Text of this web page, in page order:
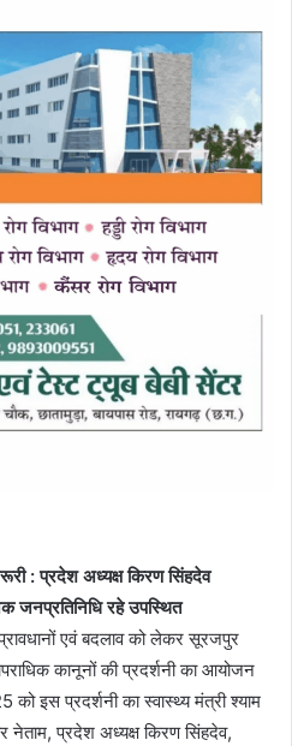
: प्रदेश अध्यक्ष किरण सिंहदेव
जनप्रतिनिधि रहे उपस्थित
एवं बदलाव को लेकर सूरजपुर
कानूनों की प्रदर्शनी का आयोजन
इस प्रदर्शनी का स्वास्थ्य मंत्री श्याम
नेताम, प्रदेश अध्यक्ष किरण सिंहदेव,